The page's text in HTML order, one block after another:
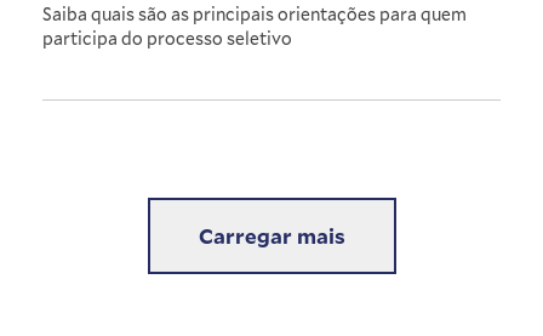
Saiba quais são as principais orientações para quem
participa do processo seletivo
Carregar mais